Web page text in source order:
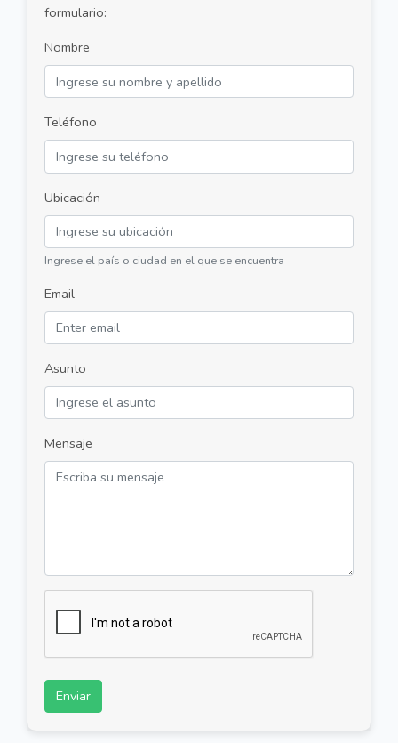
formulario:
Nombre
Teléfono
Ubicación
Ingrese el país o ciudad en el que se encuentra
Email
Asunto
Mensaje
Enviar